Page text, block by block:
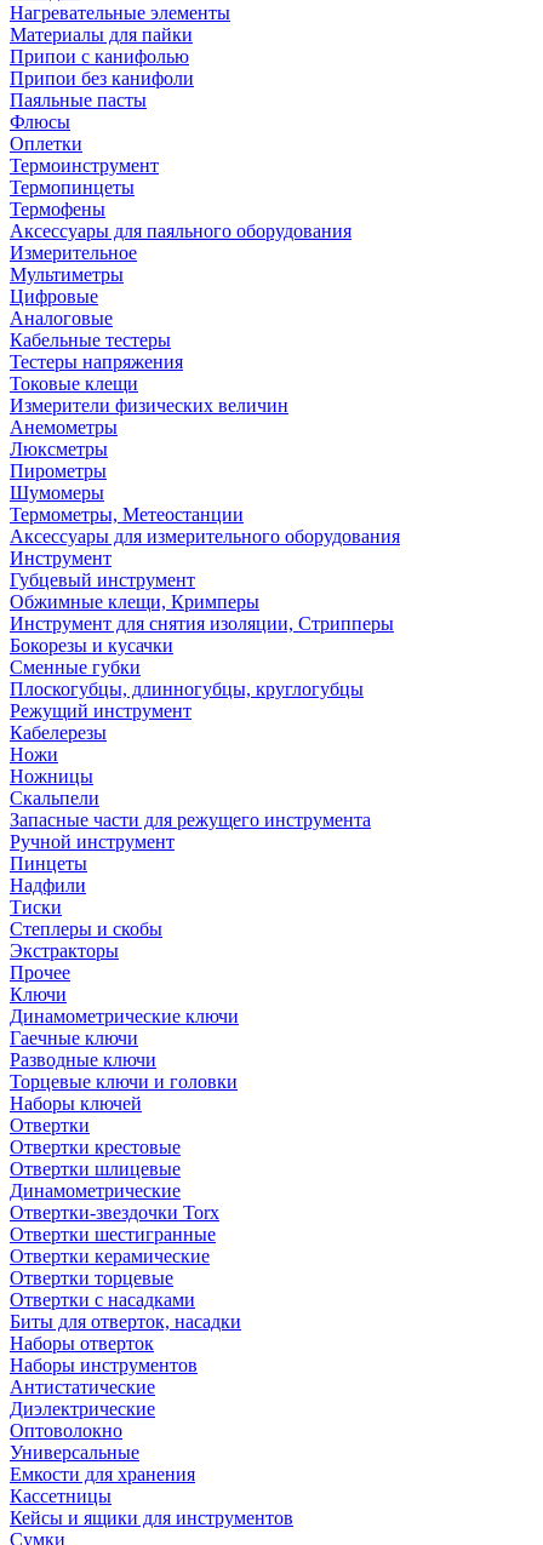
Нагревательные элементы
Материалы для пайки
Припои с канифолью
Припои без канифоли
Паяльные пасты
Флюсы
Оплетки
Термоинструмент
Термопинцеты
Термофены
Аксессуары для паяльного оборудования
Измерительное
Мультиметры
Цифровые
Аналоговые
Кабельные тестеры
Тестеры напряжения
Токовые клещи
Измерители физических величин
Анемометры
Люксметры
Пирометры
Шумомеры
Термометры, Метеостанции
Аксессуары для измерительного оборудования
Инструмент
Губцевый инструмент
Обжимные клещи, Кримперы
Инструмент для снятия изоляции, Стрипперы
Бокорезы и кусачки
Сменные губки
Плоскогубцы, длинногубцы, круглогубцы
Режущий инструмент
Кабелерезы
Ножи
Ножницы
Скальпели
Запасные части для режущего инструмента
Ручной инструмент
Пинцеты
Надфили
Тиски
Степлеры и скобы
Экстракторы
Прочее
Ключи
Динамометрические ключи
Гаечные ключи
Разводные ключи
Торцевые ключи и головки
Наборы ключей
Отвертки
Отвертки крестовые
Отвертки шлицевые
Динамометрические
Отвертки-звездочки Torx
Отвертки шестигранные
Отвертки керамические
Отвертки торцевые
Отвертки с насадками
Биты для отверток, насадки
Наборы отверток
Наборы инструментов
Антистатические
Диэлектрические
Оптоволокно
Универсальные
Емкости для хранения
Кассетницы
Кейсы и ящики для инструментов
Сумки